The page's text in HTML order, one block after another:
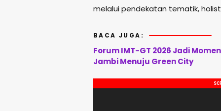
melalui pendekatan tematik,
BACA JUGA:
Forum IMT-GT 2026 Jadi
Jambi Menuju Green City